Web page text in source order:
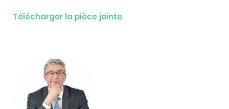
Télécharger la pièce jointe